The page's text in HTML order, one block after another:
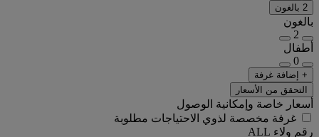
2 بالغون
بالغون
2
أطفال
0
+ إضافة غرفة
التحقق من الأسعار
أسعار خاصة وإمكانية الوصول
غرفة مخصصة لذوي الاحتياجات مطلوبة
رقم ولاء ALL